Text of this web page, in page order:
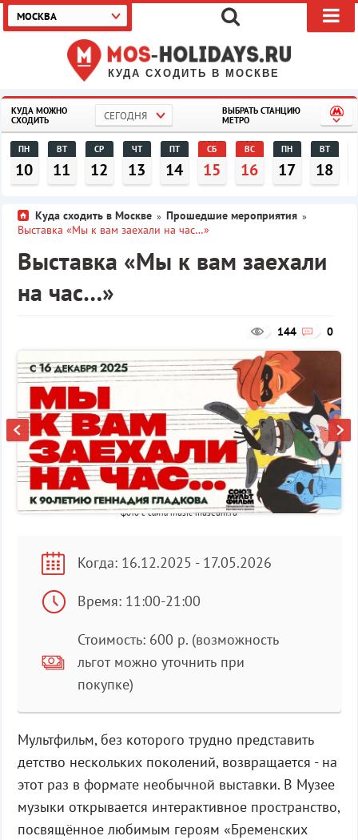
КУДА СХОДИТЬ В МОСКВЕ
МОСКВА
КУДА МОЖНО
СХОДИТЬ
СЕГОДНЯ
ВЫБРАТЬ СТАНЦИЮ
МЕТРО
ПН
10
ВТ
11
СР
12
ЧТ
13
ПТ
14
СБ
15
ВС
16
ПН
17
ВТ
18
Куда сходить в Москве » Прошедшие мероприятия »
Выставка «Мы к вам заехали на час…»
Выставка «Мы к вам заехали
на час…»
0
144
фото с сайта music-museum.ru
Когда: 16.12.2025 - 17.05.2026
Время: 11:00-21:00
Стоимость: 600 р. (возможность
льгот можно уточнить при
покупке)
Мультфильм, без которого трудно представить
детство нескольких поколений, возвращается - на
этот раз в формате необычной выставки. В Музее
музыки открывается интерактивное пространство,
посвящённое любимым героям «Бременских